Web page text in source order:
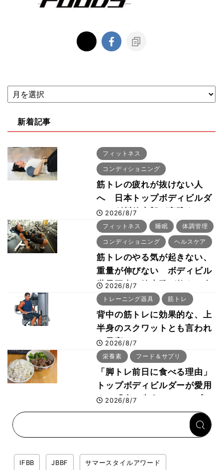
新着記事
フィットネス
コンディショニング
筋トレの疲れが抜けない人
へ 日本トップボディビルダ
ー・刈川啓志郎が実践する
「回復習慣」
2026/8/7
フィットネス 睡眠 体調管理
コンディショニング ヘルスケア
筋トレのやる気が起きない、
重量が伸びない ボディビル
世界王者・鈴木雅が教える食
事・睡眠・呼吸の整え方
2026/8/7
トレーニング器具 筋トレ
背中の筋トレに効果的な、上
半身のスクワットとも言われ
た最高マシン“ノーチラス・
プルオーバーマシン”とは？
2026/8/7
栄養素 フード＆サプリ
「脚トレ前日に食べる理由」
トップボディビルダーが愛用
する「米＋牛肉」のシンプル
回復メシとは？
2026/8/7
IFBB JBBF サマースタイルアワード